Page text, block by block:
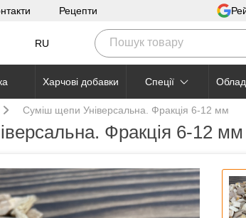
Рецепти
RU
Харчові добавки Cпеції
Суміш щепи Універсальна. Фракція 6-12 мм
Фракція 6-12 мм